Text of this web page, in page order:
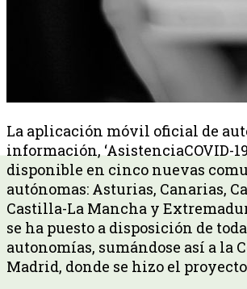
La aplicación móvil oficial de
información, ‘AsistenciaCOVID-
disponible en cinco nuevas
autónomas: Asturias, Canarias,
Castilla-La Mancha y
se ha puesto a disposición de
autonomías, sumándose así a la
Madrid, donde se hizo el